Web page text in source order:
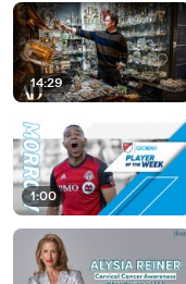
14:29
1:00